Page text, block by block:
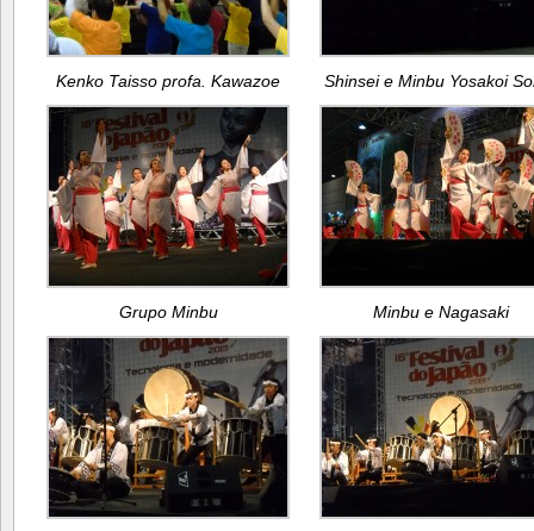
Kenko Taisso profa. Kawazoe Shinsei e Minbu Yosakoi
Grupo Minbu Minbu e Nagasaki